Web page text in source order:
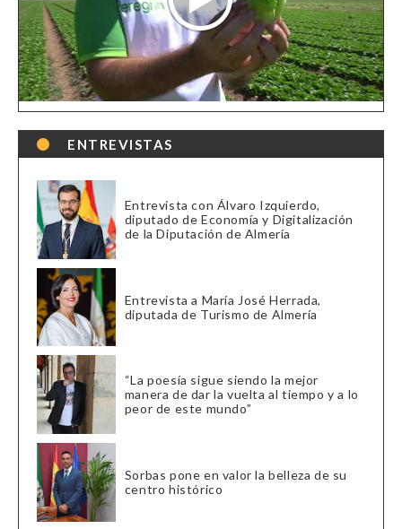
ENTREVISTAS
Entrevista con Álvaro Izquierdo,
diputado de Economía y Digitalización
de la Diputación de Almería
Entrevista a María José Herrada,
diputada de Turismo de Almería
“La poesía sigue siendo la mejor
manera de dar la vuelta al tiempo y a lo
peor de este mundo”
Sorbas pone en valor la belleza de su
centro histórico